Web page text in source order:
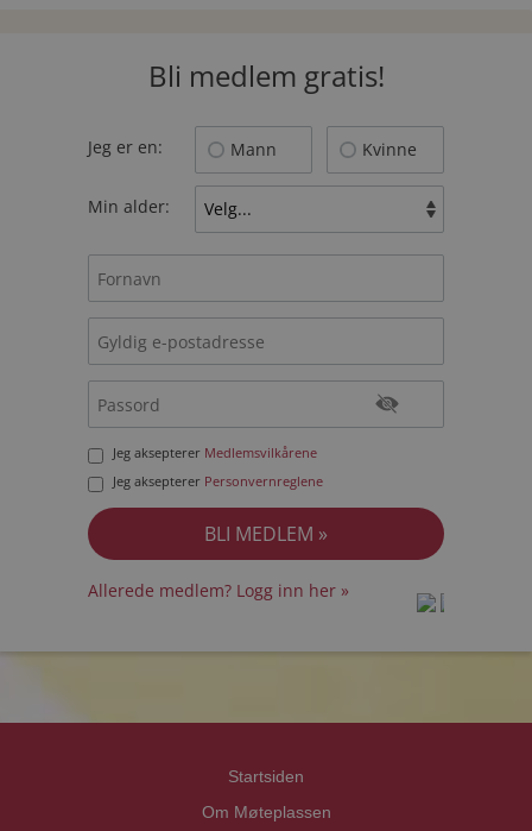
Bli medlem gratis!
Jeg er en: Mann Kvinne
Min alder:
Jeg aksepterer Medlemsvilkårene
Jeg aksepterer Personvernreglene
Allerede medlem? Logg inn her »
Startsiden
Om Møteplassen